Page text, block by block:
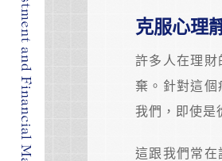
克服心理
許多人在理
棄。針對這
我們，即使是
這跟我們常在